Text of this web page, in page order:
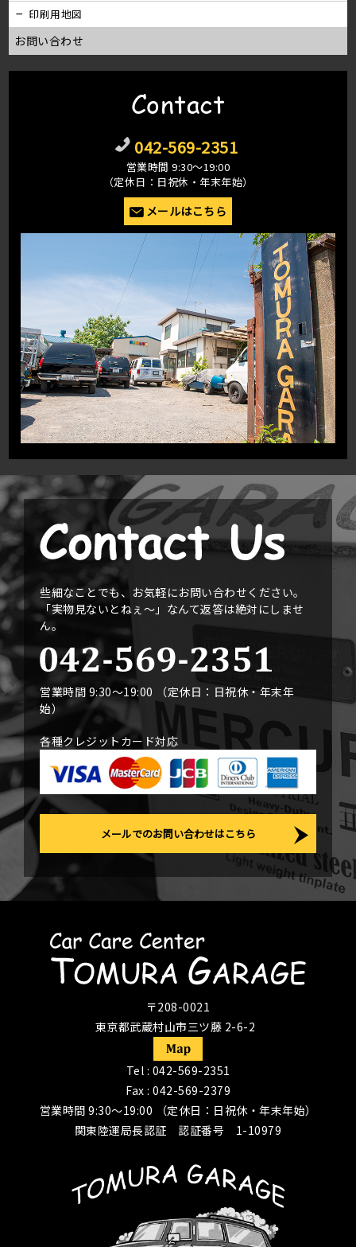
印刷用地図
お問い合わせ
Contact
042-569-2351
営業時間 9:30〜19:00
（定休日：日祝休・年末年始）
メールはこちら
些細なことでも、お気軽にお問い合わせください。
「実物見ないとねぇ〜」なんて返答は絶対にしませ
ん。
営業時間 9:30〜19:00 （定休日：日祝休・年末年
始）
各種クレジットカード対応
メールでのお問い合わせはこちら
〒208-0021
東京都武蔵村山市三ツ藤 2-6-2
Tel : 042-569-2351
Fax : 042-569-2379
営業時間 9:30〜19:00 （定休日：日祝休・年末年始）
関東陸運局長認証 認証番号 1-10979